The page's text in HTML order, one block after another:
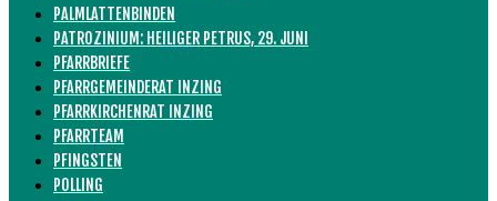
PALMLATTENBINDEN
PATROZINIUM: HEILIGER PETRUS, 29. JUNI
PFARRBRIEFE
PFARRGEMEINDERAT INZING
PFARRKIRCHENRAT INZING
PFARRTEAM
PFINGSTEN
POLLING